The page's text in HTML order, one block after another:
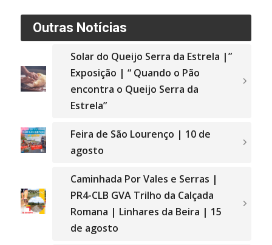
Outras Notícias
Solar do Queijo Serra da Estrela |”
Exposição | “ Quando o Pão
encontra o Queijo Serra da
Estrela”
Feira de São Lourenço | 10 de
agosto
Caminhada Por Vales e Serras |
PR4-CLB GVA Trilho da Calçada
Romana | Linhares da Beira | 15
de agosto